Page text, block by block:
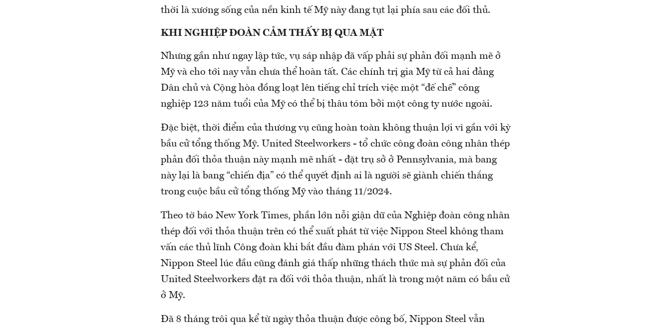
thời là xương sống của nền kinh tế Mỹ này đang tụt lại phía sau các đối thủ.
KHI NGHIỆP ĐOÀN CẢM THẤY BỊ QUA MẶT
Nhưng gần như ngay lập tức, vụ sáp nhập đã vấp phải sự phản đối mạnh mẽ ở
Mỹ và cho tới nay vẫn chưa thể hoàn tất. Các chính trị gia Mỹ từ cả hai đảng
Dân chủ và Cộng hòa đồng loạt lên tiếng chỉ trích việc một “đế chế” công
nghiệp 123 năm tuổi của Mỹ có thể bị thâu tóm bởi một công ty nước ngoài.
Đặc biệt, thời điểm của thương vụ cũng hoàn toàn không thuận lợi vì gần với kỳ
bầu cử tổng thống Mỹ. United Steelworkers - tổ chức công đoàn công nhân thép
phản đối thỏa thuận này mạnh mẽ nhất - đặt trụ sở ở Pennsylvania, mà bang
này lại là bang “chiến địa” có thể quyết định ai là người sẽ giành chiến thắng
trong cuộc bầu cử tổng thống Mỹ vào tháng 11/2024.
Theo tờ báo New York Times, phần lớn nỗi giận dữ của Nghiệp đoàn công nhân
thép đối với thỏa thuận trên có thể xuất phát từ việc Nippon Steel không tham
vấn các thủ lĩnh Công đoàn khi bắt đầu đàm phán với US Steel. Chưa kể,
Nippon Steel lúc đầu cũng đánh giá thấp những thách thức mà sự phản đối của
United Steelworkers đặt ra đối với thỏa thuận, nhất là trong một năm có bầu cử
ở Mỹ.
Đã 8 tháng trôi qua kể từ ngày thỏa thuận được công bố, Nippon Steel vẫn